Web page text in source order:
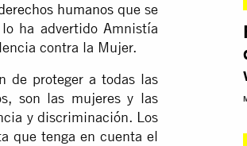
humanos que se
ha advertido Amnistía
contra la Mujer.
de proteger a todas las
son las mujeres y las
y discriminación. Los
que tenga en cuenta el